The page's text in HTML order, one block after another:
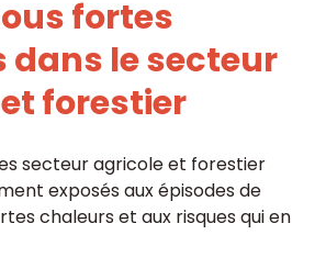
fortes
dans le secteur
forestier
secteur agricole et forestier
exposés aux épisodes de
chaleurs et aux risques qui en